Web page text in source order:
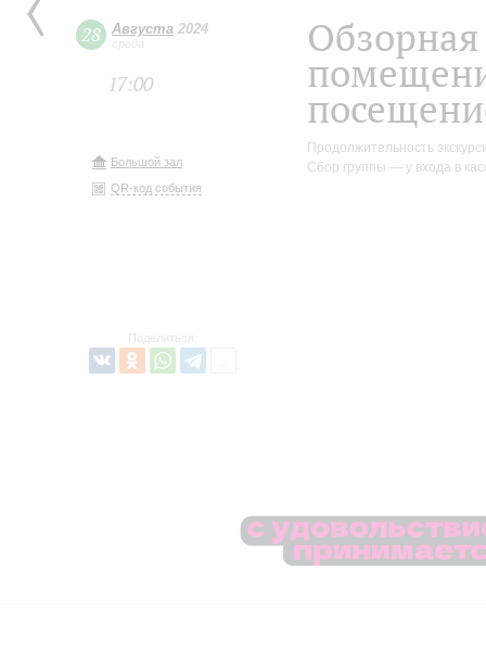
28 Августа 2024
среда
17:00
Большой зал
QR-код события
Поделиться:
Продолжительность
Сбор группы — у входа в